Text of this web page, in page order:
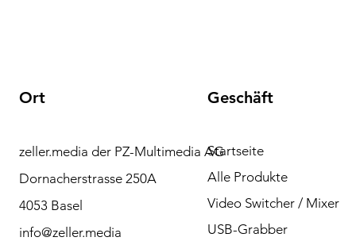
Brauchen Sie Hilfe?
Bitte kontaktieren Sie
uns bei Fragen per
Ort
zeller.media der PZ-Multimedia AG
Dornacherstrasse 250A
4053 Basel
info@zeller.media
Geschäft
Startseite
Alle Produkte
Video Switcher / Mixer
USB-Grabber